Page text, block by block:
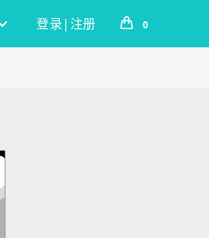
登录|注册 0